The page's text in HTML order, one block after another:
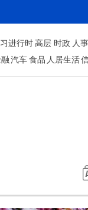
进行时高层 时政 人事
汽车食品 人居生活